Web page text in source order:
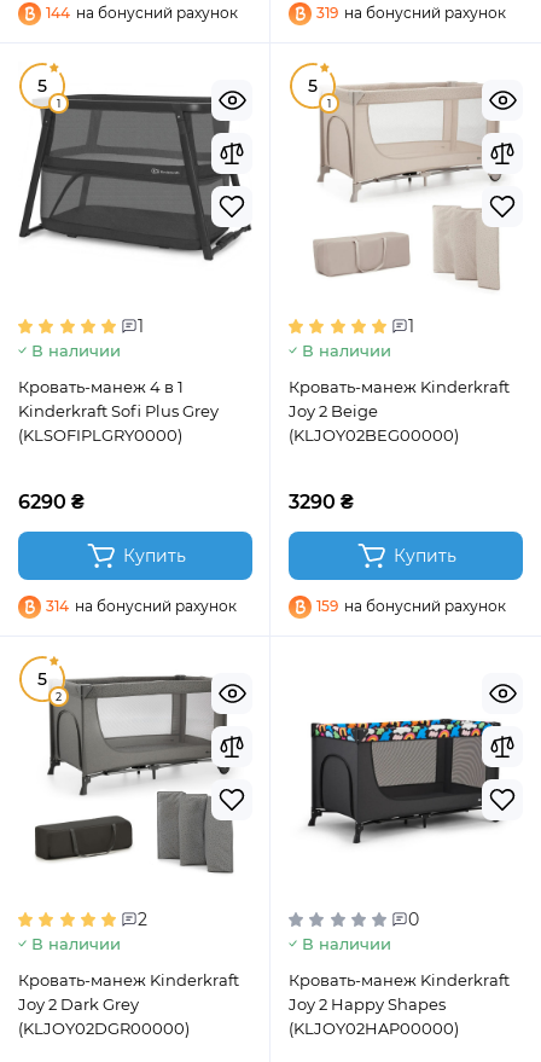
144 на бонусний рахунок 319 на бонусний рахунок
5
1
1
В наличии
Кровать-манеж 4 в 1
Kinderkraft Sofi Plus Grey
(KLSOFIPLGRY0000)
6290 ₴
Купить
314 на бонусний рахунок
5
1
1
В наличии
Кровать-манеж Kinderkraft
Joy 2 Beige
(KLJOY02BEG00000)
3290 ₴
Купить
159 на бонусний рахунок
5
2
2
В наличии
Кровать-манеж Kinderkraft
Joy 2 Dark Grey
(KLJOY02DGR00000)
0
В наличии
Кровать-манеж Kinderkraft
Joy 2 Happy Shapes
(KLJOY02HAP00000)